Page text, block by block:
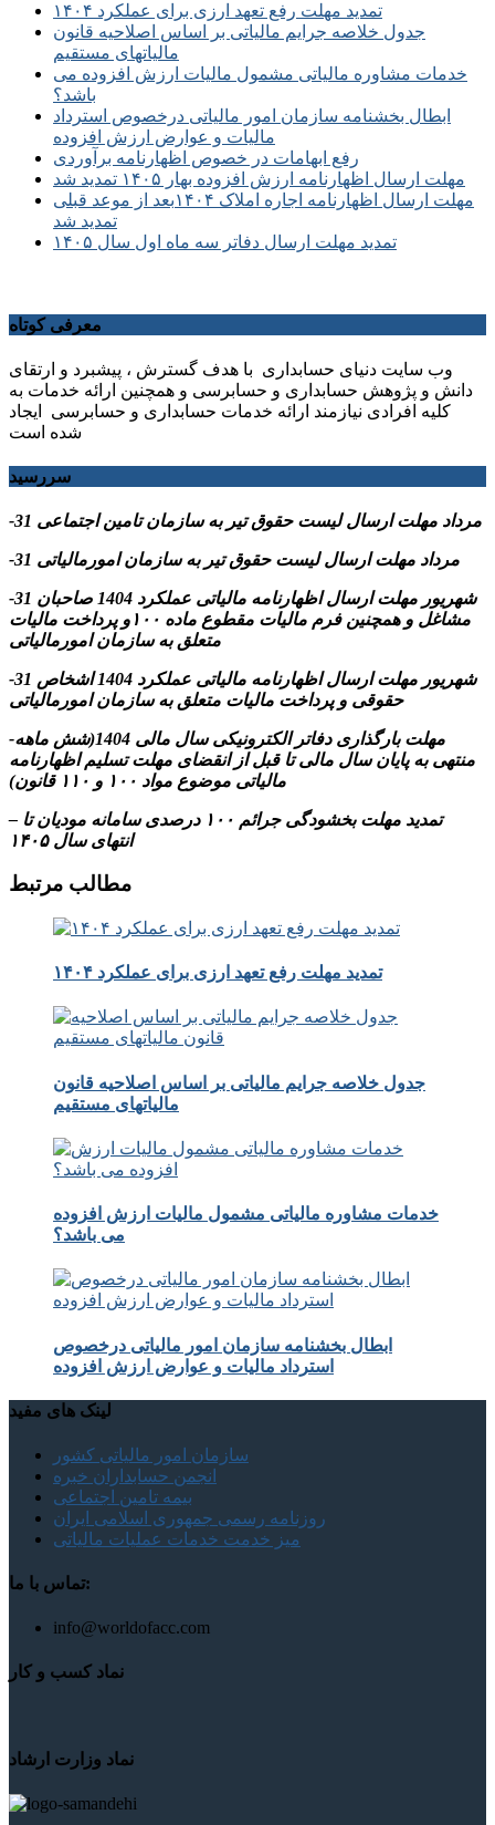
تمدید مهلت رفع تعهد ارزی برای عملکرد ۱۴۰۴
جدول خلاصه جرایم مالیاتی بر اساس اصلاحیه قانون
مالیاتهای مستقیم
خدمات مشاوره مالیاتی مشمول مالیات ارزش افزوده می
باشد؟
ابطال بخشنامه سازمان امور مالیاتی درخصوص استرداد
مالیات و عوارض ارزش افزوده
رفع ابهامات در خصوص اظهارنامه برآوردی
مهلت ارسال اظهارنامه ارزش افزوده بهار ۱۴۰۵ تمدید شد
مهلت ارسال اظهارنامه اجاره املاک ۱۴۰۴بعد از موعد قبلی
تمدید شد
تمدید مهلت ارسال دفاتر سه ماه اول سال ۱۴۰۵
معرفی کوتاه
وب سایت دنیای حسابداری با هدف گسترش ، پیشبرد و ارتقای
دانش و پژوهش حسابداری و حسابرسی و همچنین ارائه خدمات به
کلیه افرادی نیازمند ارائه خدمات حسابداری و حسابرسی ایجاد
شده است
سررسید
-31 مرداد مهلت ارسال ليست حقوق تیر به سازمان تامین اجتماعی
-31 مرداد مهلت ارسال ليست حقوق تیر به سازمان امورمالیاتی
-31 شهریور مهلت ارسال اظهارنامه مالیاتی عملکرد 1404 صاحبان
مشاغل و همچنین فرم مالیات مقطوع ماده ۱۰۰و پرداخت مالیات
متعلق به سازمان امورمالیاتی
-31 شهریور مهلت ارسال اظهارنامه مالیاتی عملکرد 1404 اشخاص
حقوقی و پرداخت مالیات متعلق به سازمان امورمالیاتی
-مهلت بارگذاری دفاتر الکترونیکی سال مالی 1404(شش ماهه
منتهی به پایان سال مالی تا قبل از انقضای مهلت تسلیم اظهارنامه
مالیاتی موضوع مواد ۱۰۰ و ۱۱۰ قانون)
– تمدید مهلت بخشودگی جرائم ۱۰۰ درصدی سامانه مودیان تا
انتهای سال ۱۴۰۵
مطالب مرتبط
تمدید مهلت رفع تعهد ارزی برای عملکرد ۱۴۰۴
جدول خلاصه جرایم مالیاتی بر اساس اصلاحیه قانون
مالیاتهای مستقیم
خدمات مشاوره مالیاتی مشمول مالیات ارزش افزوده
می باشد؟
ابطال بخشنامه سازمان امور مالیاتی درخصوص
استرداد مالیات و عوارض ارزش افزوده
لینک های مفید
سازمان امور مالیاتی کشور
انجمن حسابداران خبره
بیمه تامین اجتماعی
روزنامه رسمی جمهوری اسلامی ایران
میز خدمت خدمات عملیات مالیاتی
تماس با ما:
info@worldofacc.com
نماد کسب و کار
نماد وزارت ارشاد